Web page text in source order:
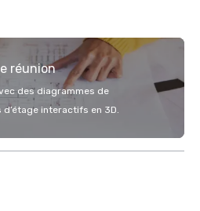
réunion
des diagrammes de
interactifs en 3D.